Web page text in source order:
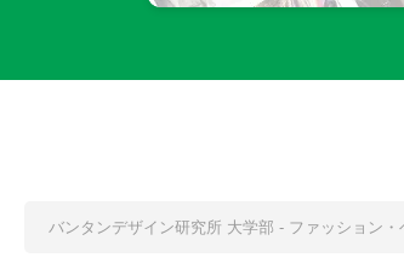
バンタンデザイン研究所 大学部 - ファッション